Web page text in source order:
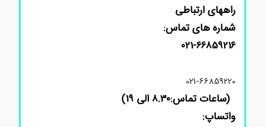
راههای ارتباطی
شماره های تماس:
021-66859216
021-66859220
(ساعات تماس:8.30 الی 19)
واتساپ: